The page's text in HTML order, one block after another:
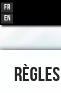
Fr
En